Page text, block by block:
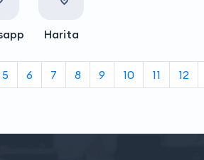
Harita
5 6 7 8 9 10 11 12